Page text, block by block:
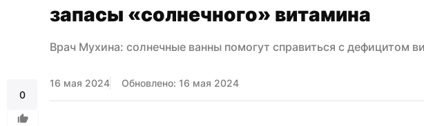
0
запасы «солнечного» витамина
Врач Мухина: солнечные ванны помогут справиться с дефицитом
16 мая 2024 Обновлено: 16 мая 2024